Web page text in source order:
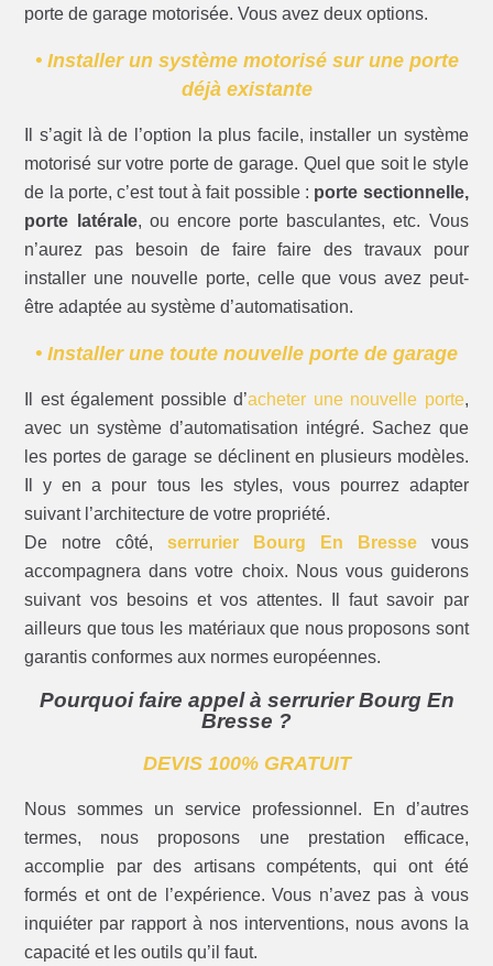
porte de garage motorisée. Vous avez deux options.
• Installer un système motorisé sur une porte
déjà existante
Il s’agit là de l’option la plus facile, installer un système
motorisé sur votre porte de garage. Quel que soit le style
de la porte, c’est tout à fait possible : porte sectionnelle,
porte latérale, ou encore porte basculantes, etc. Vous
n’aurez pas besoin de faire faire des travaux pour
installer une nouvelle porte, celle que vous avez peut-
être adaptée au système d’automatisation.
• Installer une toute nouvelle porte de garage
Il est également possible d’acheter une nouvelle porte,
avec un système d’automatisation intégré. Sachez que
les portes de garage se déclinent en plusieurs modèles.
Il y en a pour tous les styles, vous pourrez adapter
suivant l’architecture de votre propriété.
De notre côté,serrurier Bourg En Bressevous
accompagnera dans votre choix. Nous vous guiderons
suivant vos besoins et vos attentes. Il faut savoir par
ailleurs que tous les matériaux que nous proposons sont
garantis conformes aux normes européennes.
Pourquoi faire appel à serrurier Bourg En
Bresse ?
DEVIS 100% GRATUIT
Nous sommes un service professionnel. En d’autres
termes, nous proposons une prestation efficace,
accomplie par des artisans compétents, qui ont été
formés et ont de l’expérience. Vous n’avez pas à vous
inquiéter par rapport à nos interventions, nous avons la
capacité et les outils qu’il faut.